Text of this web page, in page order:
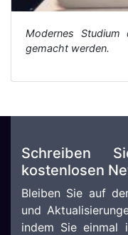
Modernes
gemacht werden.
Schreiben
kostenlosen
Bleiben Sie auf
und
indem Sie einmal